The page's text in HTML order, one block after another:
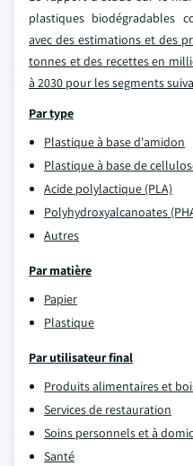
plastiques biodégradables
avec des estimations et des
tonnes et des recettes en
à 2030 pour les segments
Par type
Plastique à base d'amidon
Plastique à base de
Acide polylactique (PLA)
Polyhydroxyalcanoates
Autres
Par matière
Papier
Plastique
Par utilisateur final
Produits alimentaires et
Services de restauration
Soins personnels et à
Santé